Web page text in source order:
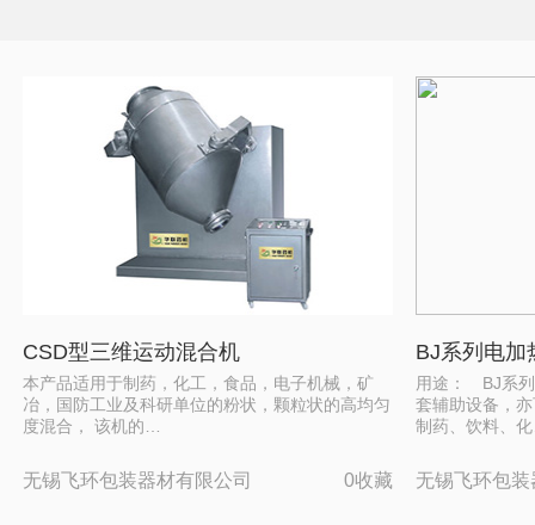
CSD型三维运动混合机
本产品适用于制药，化工，食品，电子机械，矿
冶，国防工业及科研单位的粉状，颗粒状的高均匀
度混合， 该机的…
无锡飞环包装器材有限公司 0收藏
BJ系列电加
用途： BJ系列
套辅助设备，
制药、饮料、
无锡飞环包